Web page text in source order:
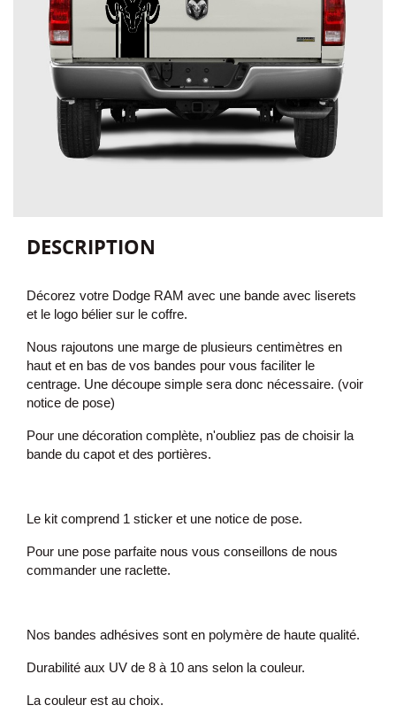
DESCRIPTION
Décorez votre Dodge RAM avec une bande avec liserets
et le logo bélier sur le coffre.
Nous rajoutons une marge de plusieurs centimètres en
haut et en bas de vos bandes pour vous faciliter le
centrage. Une découpe simple sera donc nécessaire. (voir
notice de pose)
Pour une décoration complète, n'oubliez pas de choisir la
bande du capot et des portières.
Le kit comprend 1 sticker et une notice de pose.
Pour une pose parfaite nous vous conseillons de nous
commander une raclette.
Nos bandes adhésives sont en polymère de haute qualité.
Durabilité aux UV de 8 à 10 ans selon la couleur.
La couleur est au choix.